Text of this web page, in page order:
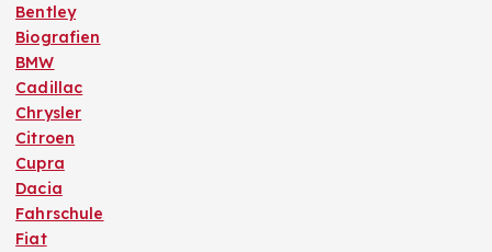
Bentley
Biografien
BMW
Cadillac
Chrysler
Citroen
Cupra
Dacia
Fahrschule
Fiat